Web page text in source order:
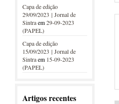
Capa de edição
29/09/2023 | Jornal de
Sintraem29-09-2023
(PAPEL)
Capa de edição
15/09/2023 | Jornal de
Sintraem 15-09-2023
(PAPEL)
Artigos recentes